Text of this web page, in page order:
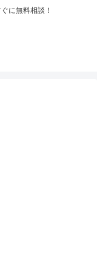
に無料相談！